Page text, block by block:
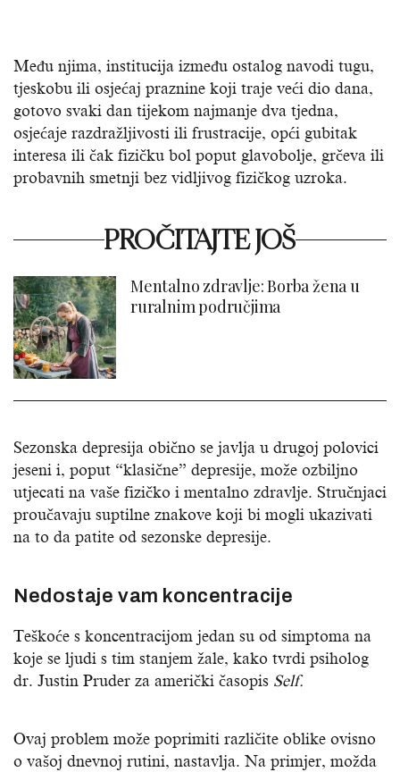
Među njima, institucija između ostalog navodi tugu,
tjeskobu ili osjećaj praznine koji traje veći dio dana,
gotovo svaki dan tijekom najmanje dva tjedna,
osjećaje razdražljivosti ili frustracije, opći gubitak
interesa ili čak fizičku bol poput glavobolje, grčeva ili
probavnih smetnji bez vidljivog fizičkog uzroka.
PROČITAJTE JOŠ
Mentalno zdravlje: Borba žena u
ruralnim područjima
Sezonska depresija obično se javlja u drugoj polovici
jeseni i, poput “klasične” depresije, može ozbiljno
utjecati na vaše fizičko i mentalno zdravlje. Stručnjaci
proučavaju suptilne znakove koji bi mogli ukazivati ​​
na to da patite od sezonske depresije.
Nedostaje vam koncentracije
Teškoće s koncentracijom jedan su od simptoma na
koje se ljudi s tim stanjem žale, kako tvrdi psiholog
dr. Justin Pruder za američki časopis Self.
Ovaj problem može poprimiti različite oblike ovisno
o vašoj dnevnoj rutini, nastavlja. Na primjer, možda